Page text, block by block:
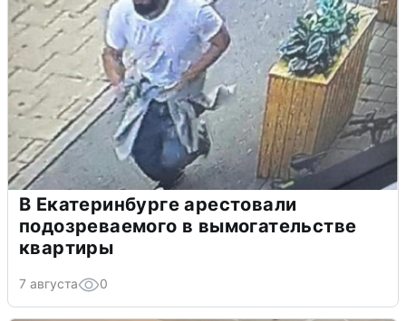
В Екатеринбурге арестовали
подозреваемого в вымогательстве
квартиры
7 августа 0